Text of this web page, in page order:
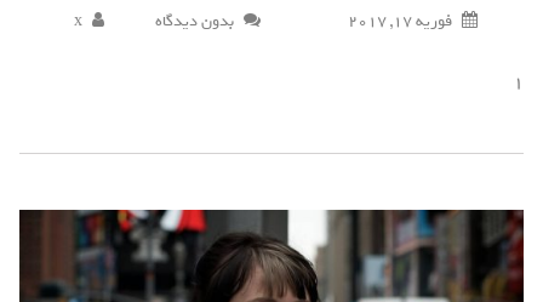
فوریه 17, 2017 بدون دیدگاه x
1